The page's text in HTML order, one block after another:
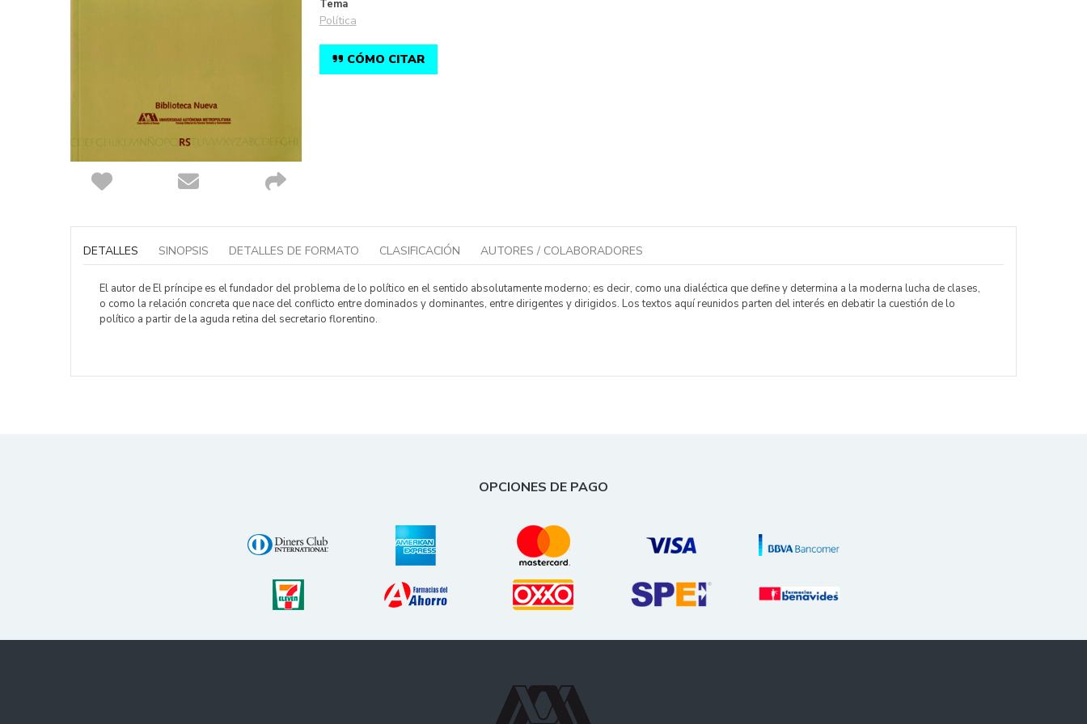
al
galería
imágenes
Tema
Política
CÓMO CITAR
DETALLES
El autor de El príncipe es el fundador del problema de lo político en el sentido absolutamente moderno; es decir, como una dialéctica que define y determina a la moderna lucha de clases,
o como la relación concreta que nace del conflicto entre dominados y dominantes, entre dirigentes y dirigidos. Los textos aquí reunidos parten del interés en debatir la cuestión de lo
político a partir de la aguda retina del secretario florentino.
SINOPSIS DETALLES DE FORMATO CLASIFICACIÓN AUTORES / COLABORADORES
OPCIONES DE PAGO